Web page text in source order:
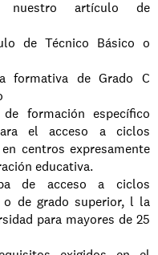
de Técnico Básico o
formativa de Grado C
formación específico
el acceso a ciclos
centros expresamente
educativa.
de acceso a ciclos
de grado superior, l la
para mayores de 25